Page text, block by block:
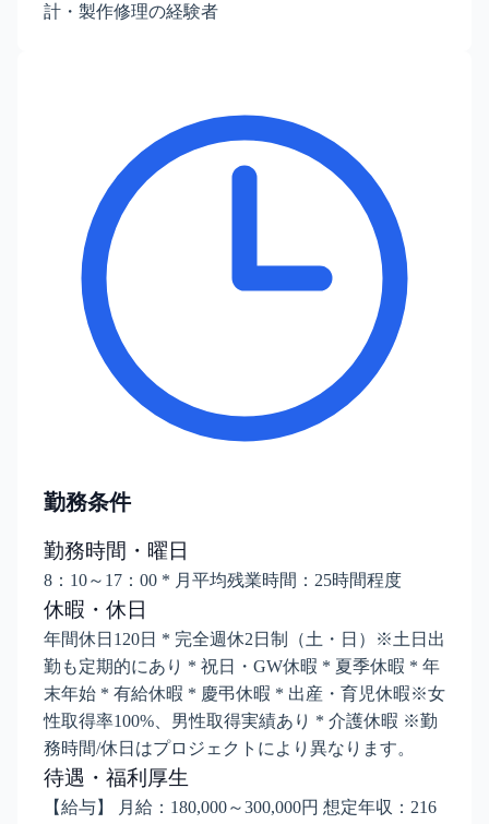
計・製作修理の経験者
勤務条件
勤務時間・曜日
8：10～17：00 * 月平均残業時間：25時間程度
休暇・休日
年間休日120日 * 完全週休2日制（土・日）※土日出
勤も定期的にあり * 祝日・GW休暇 * 夏季休暇 * 年
末年始 * 有給休暇 * 慶弔休暇 * 出産・育児休暇※女
性取得率100%、男性取得実績あり * 介護休暇 ※勤
務時間/休日はプロジェクトにより異なります。
待遇・福利厚生
【給与】 月給：180,000～300,000円 想定年収：216